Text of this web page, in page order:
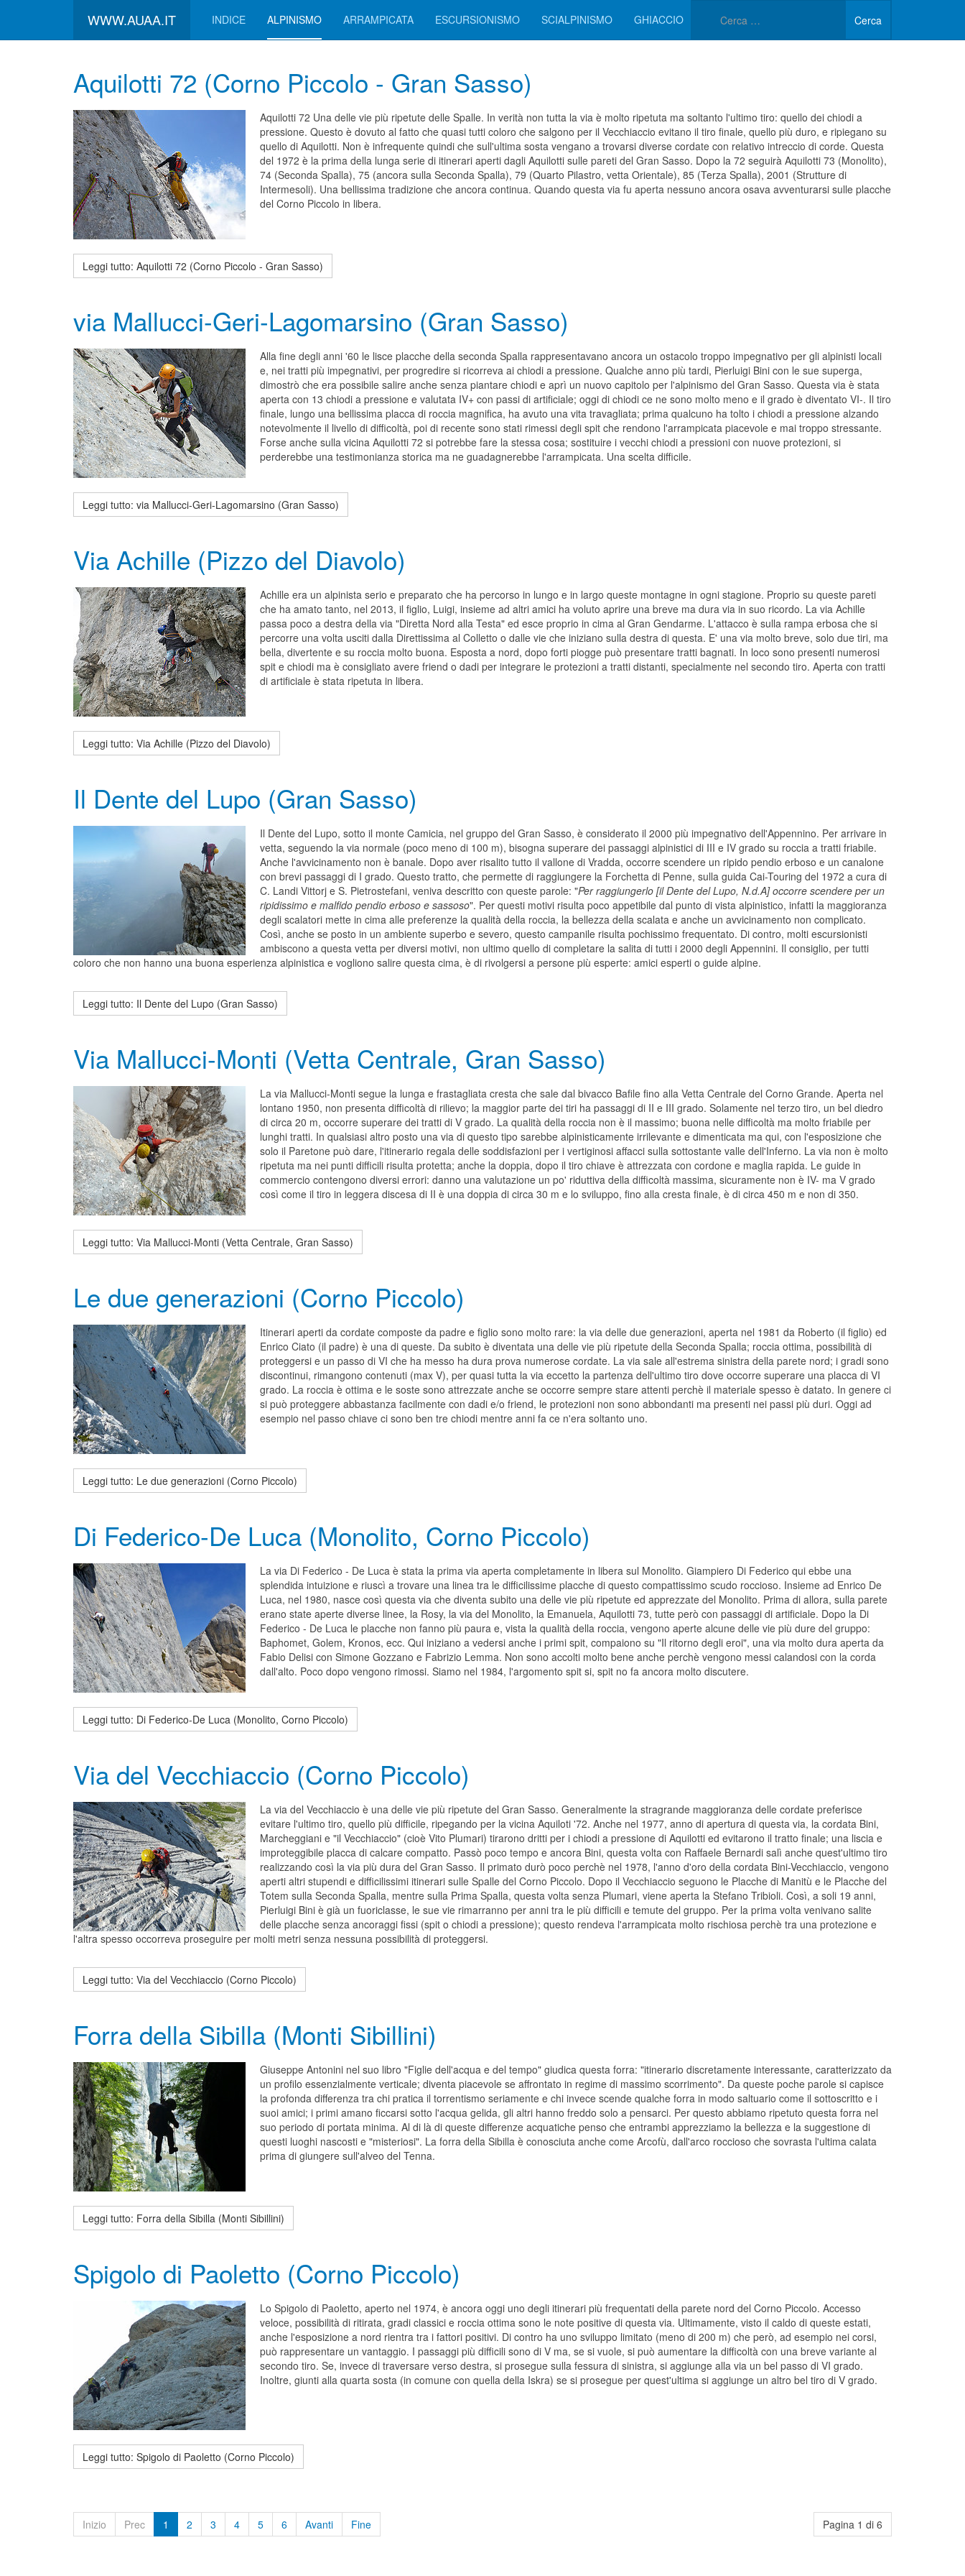
WWW.AUAA.IT
Cerca
INDICE ALPINISMO ARRAMPICATA ESCURSIONISMO SCIALPINISMO GHIACCIO
Aquilotti 72 (Corno Piccolo - Gran Sasso)
Aquilotti 72 Una delle vie più ripetute delle Spalle. In verità non tutta la via è molto ripetuta ma soltanto l'ultimo tiro: quello dei chiodi a
pressione. Questo è dovuto al fatto che quasi tutti coloro che salgono per il Vecchiaccio evitano il tiro finale, quello più duro, e ripiegano su
quello di Aquilotti. Non è infrequente quindi che sull'ultima sosta vengano a trovarsi diverse cordate con relativo intreccio di corde. Questa
del 1972 è la prima della lunga serie di itinerari aperti dagli Aquilotti sulle pareti del Gran Sasso. Dopo la 72 seguirà Aquilotti 73 (Monolito),
74 (Seconda Spalla), 75 (ancora sulla Seconda Spalla), 79 (Quarto Pilastro, vetta Orientale), 85 (Terza Spalla), 2001 (Strutture di
Intermesoli). Una bellissima tradizione che ancora continua. Quando questa via fu aperta nessuno ancora osava avventurarsi sulle placche
del Corno Piccolo in libera.
Leggi tutto: Aquilotti 72 (Corno Piccolo - Gran Sasso)
via Mallucci-Geri-Lagomarsino (Gran Sasso)
Alla fine degli anni '60 le lisce placche della seconda Spalla rappresentavano ancora un ostacolo troppo impegnativo per gli alpinisti locali
e, nei tratti più impegnativi, per progredire si ricorreva ai chiodi a pressione. Qualche anno più tardi, Pierluigi Bini con le sue superga,
dimostrò che era possibile salire anche senza piantare chiodi e aprì un nuovo capitolo per l'alpinismo del Gran Sasso. Questa via è stata
aperta con 13 chiodi a pressione e valutata IV+ con passi di artificiale; oggi di chiodi ce ne sono molto meno e il grado è diventato VI-. Il tiro
finale, lungo una bellissima placca di roccia magnifica, ha avuto una vita travagliata; prima qualcuno ha tolto i chiodi a pressione alzando
notevolmente il livello di difficoltà, poi di recente sono stati rimessi degli spit che rendono l'arrampicata piacevole e mai troppo stressante.
Forse anche sulla vicina Aquilotti 72 si potrebbe fare la stessa cosa; sostituire i vecchi chiodi a pressioni con nuove protezioni, si
perderebbe una testimonianza storica ma ne guadagnerebbe l'arrampicata. Una scelta difficile.
Leggi tutto: via Mallucci-Geri-Lagomarsino (Gran Sasso)
Via Achille (Pizzo del Diavolo)
Achille era un alpinista serio e preparato che ha percorso in lungo e in largo queste montagne in ogni stagione. Proprio su queste pareti
che ha amato tanto, nel 2013, il figlio, Luigi, insieme ad altri amici ha voluto aprire una breve ma dura via in suo ricordo. La via Achille
passa poco a destra della via "Diretta Nord alla Testa" ed esce proprio in cima al Gran Gendarme. L'attacco è sulla rampa erbosa che si
percorre una volta usciti dalla Direttissima al Colletto o dalle vie che iniziano sulla destra di questa. E' una via molto breve, solo due tiri, ma
bella, divertente e su roccia molto buona. Esposta a nord, dopo forti piogge può presentare tratti bagnati. In loco sono presenti numerosi
spit e chiodi ma è consigliato avere friend o dadi per integrare le protezioni a tratti distanti, specialmente nel secondo tiro. Aperta con tratti
di artificiale è stata ripetuta in libera.
Leggi tutto: Via Achille (Pizzo del Diavolo)
Il Dente del Lupo (Gran Sasso)
Il Dente del Lupo, sotto il monte Camicia, nel gruppo del Gran Sasso, è considerato il 2000 più impegnativo dell'Appennino. Per arrivare in
vetta, seguendo la via normale (poco meno di 100 m), bisogna superare dei passaggi alpinistici di III e IV grado su roccia a tratti friabile.
Anche l'avvicinamento non è banale. Dopo aver risalito tutto il vallone di Vradda, occorre scendere un ripido pendio erboso e un canalone
con brevi passaggi di I grado. Questo tratto, che permette di raggiungere la Forchetta di Penne, sulla guida Cai-Touring del 1972 a cura di
C. Landi Vittorj e S. Pietrostefani, veniva descritto con queste parole: "Per raggiungerlo [il Dente del Lupo, N.d.A] occorre scendere per un
ripidissimo e malfido pendio erboso e sassoso". Per questi motivi risulta poco appetibile dal punto di vista alpinistico, infatti la maggioranza
degli scalatori mette in cima alle preferenze la qualità della roccia, la bellezza della scalata e anche un avvicinamento non complicato.
Così, anche se posto in un ambiente superbo e severo, questo campanile risulta pochissimo frequentato. Di contro, molti escursionisti
ambiscono a questa vetta per diversi motivi, non ultimo quello di completare la salita di tutti i 2000 degli Appennini. Il consiglio, per tutti
coloro che non hanno una buona esperienza alpinistica e vogliono salire questa cima, è di rivolgersi a persone più esperte: amici esperti o guide alpine.
Leggi tutto: Il Dente del Lupo (Gran Sasso)
Via Mallucci-Monti (Vetta Centrale, Gran Sasso)
La via Mallucci-Monti segue la lunga e frastagliata cresta che sale dal bivacco Bafile fino alla Vetta Centrale del Corno Grande. Aperta nel
lontano 1950, non presenta difficoltà di rilievo; la maggior parte dei tiri ha passaggi di II e III grado. Solamente nel terzo tiro, un bel diedro
di circa 20 m, occorre superare dei tratti di V grado. La qualità della roccia non è il massimo; buona nelle difficoltà ma molto friabile per
lunghi tratti. In qualsiasi altro posto una via di questo tipo sarebbe alpinisticamente irrilevante e dimenticata ma qui, con l'esposizione che
solo il Paretone può dare, l'itinerario regala delle soddisfazioni per i vertiginosi affacci sulla sottostante valle dell'Inferno. La via non è molto
ripetuta ma nei punti difficili risulta protetta; anche la doppia, dopo il tiro chiave è attrezzata con cordone e maglia rapida. Le guide in
commercio contengono diversi errori: danno una valutazione un po' riduttiva della difficoltà massima, sicuramente non è IV- ma V grado
così come il tiro in leggera discesa di II è una doppia di circa 30 m e lo sviluppo, fino alla cresta finale, è di circa 450 m e non di 350.
Leggi tutto: Via Mallucci-Monti (Vetta Centrale, Gran Sasso)
Le due generazioni (Corno Piccolo)
Itinerari aperti da cordate composte da padre e figlio sono molto rare: la via delle due generazioni, aperta nel 1981 da Roberto (il figlio) ed
Enrico Ciato (il padre) è una di queste. Da subito è diventata una delle vie più ripetute della Seconda Spalla; roccia ottima, possibilità di
proteggersi e un passo di VI che ha messo ha dura prova numerose cordate. La via sale all'estrema sinistra della parete nord; i gradi sono
discontinui, rimangono contenuti (max V), per quasi tutta la via eccetto la partenza dell'ultimo tiro dove occorre superare una placca di VI
grado. La roccia è ottima e le soste sono attrezzate anche se occorre sempre stare attenti perchè il materiale spesso è datato. In genere ci
si può proteggere abbastanza facilmente con dadi e/o friend, le protezioni non sono abbondanti ma presenti nei passi più duri. Oggi ad
esempio nel passo chiave ci sono ben tre chiodi mentre anni fa ce n'era soltanto uno.
Leggi tutto: Le due generazioni (Corno Piccolo)
Di Federico-De Luca (Monolito, Corno Piccolo)
La via Di Federico - De Luca è stata la prima via aperta completamente in libera sul Monolito. Giampiero Di Federico qui ebbe una
splendida intuizione e riuscì a trovare una linea tra le difficilissime placche di questo compattissimo scudo roccioso. Insieme ad Enrico De
Luca, nel 1980, nasce così questa via che diventa subito una delle vie più ripetute ed apprezzate del Monolito. Prima di allora, sulla parete
erano state aperte diverse linee, la Rosy, la via del Monolito, la Emanuela, Aquilotti 73, tutte però con passaggi di artificiale. Dopo la Di
Federico - De Luca le placche non fanno più paura e, vista la qualità della roccia, vengono aperte alcune delle vie più dure del gruppo:
Baphomet, Golem, Kronos, ecc. Qui iniziano a vedersi anche i primi spit, compaiono su "Il ritorno degli eroi", una via molto dura aperta da
Fabio Delisi con Simone Gozzano e Fabrizio Lemma. Non sono accolti molto bene anche perchè vengono messi calandosi con la corda
dall'alto. Poco dopo vengono rimossi. Siamo nel 1984, l'argomento spit si, spit no fa ancora molto discutere.
Leggi tutto: Di Federico-De Luca (Monolito, Corno Piccolo)
Via del Vecchiaccio (Corno Piccolo)
La via del Vecchiaccio è una delle vie più ripetute del Gran Sasso. Generalmente la stragrande maggioranza delle cordate preferisce
evitare l'ultimo tiro, quello più difficile, ripegando per la vicina Aquiloti '72. Anche nel 1977, anno di apertura di questa via, la cordata Bini,
Marcheggiani e "il Vecchiaccio" (cioè Vito Plumari) tirarono dritti per i chiodi a pressione di Aquilotti ed evitarono il tratto finale; una liscia e
improteggibile placca di calcare compatto. Passò poco tempo e ancora Bini, questa volta con Raffaele Bernardi salì anche quest'ultimo tiro
realizzando così la via più dura del Gran Sasso. Il primato durò poco perchè nel 1978, l'anno d'oro della cordata Bini-Vecchiaccio, vengono
aperti altri stupendi e difficilissimi itinerari sulle Spalle del Corno Piccolo. Dopo il Vecchiaccio seguono le Placche di Manitù e le Placche del
Totem sulla Seconda Spalla, mentre sulla Prima Spalla, questa volta senza Plumari, viene aperta la Stefano Tribioli. Così, a soli 19 anni,
Pierluigi Bini è già un fuoriclasse, le sue vie rimarranno per anni tra le più difficili e temute del gruppo. Per la prima volta venivano salite
delle placche senza ancoraggi fissi (spit o chiodi a pressione); questo rendeva l'arrampicata molto rischiosa perchè tra una protezione e
l'altra spesso occorreva proseguire per molti metri senza nessuna possibilità di proteggersi.
Leggi tutto: Via del Vecchiaccio (Corno Piccolo)
Forra della Sibilla (Monti Sibillini)
Giuseppe Antonini nel suo libro "Figlie dell'acqua e del tempo" giudica questa forra: "itinerario discretamente interessante, caratterizzato da
un profilo essenzialmente verticale; diventa piacevole se affrontato in regime di massimo scorrimento". Da queste poche parole si capisce
la profonda differenza tra chi pratica il torrentismo seriamente e chi invece scende qualche forra in modo saltuario come il sottoscritto e i
suoi amici; i primi amano ficcarsi sotto l'acqua gelida, gli altri hanno freddo solo a pensarci. Per questo abbiamo ripetuto questa forra nel
suo periodo di portata minima. Al di là di queste differenze acquatiche penso che entrambi apprezziamo la bellezza e la suggestione di
questi luoghi nascosti e "misteriosi". La forra della Sibilla è conosciuta anche come Arcofù, dall'arco roccioso che sovrasta l'ultima calata
prima di giungere sull'alveo del Tenna.
Leggi tutto: Forra della Sibilla (Monti Sibillini)
Spigolo di Paoletto (Corno Piccolo)
Lo Spigolo di Paoletto, aperto nel 1974, è ancora oggi uno degli itinerari più frequentati della parete nord del Corno Piccolo. Accesso
veloce, possibilità di ritirata, gradi classici e roccia ottima sono le note positive di questa via. Ultimamente, visto il caldo di queste estati,
anche l'esposizione a nord rientra tra i fattori positivi. Di contro ha uno sviluppo limitato (meno di 200 m) che però, ad esempio nei corsi,
può rappresentare un vantaggio. I passaggi più difficili sono di V ma, se si vuole, si può aumentare la difficoltà con una breve variante al
secondo tiro. Se, invece di traversare verso destra, si prosegue sulla fessura di sinistra, si aggiunge alla via un bel passo di VI grado.
Inoltre, giunti alla quarta sosta (in comune con quella della Iskra) se si prosegue per quest'ultima si aggiunge un altro bel tiro di V grado.
Leggi tutto: Spigolo di Paoletto (Corno Piccolo)
Pagina 1 di 6
Inizio Prec 1 2 3 4 5 6 Avanti Fine